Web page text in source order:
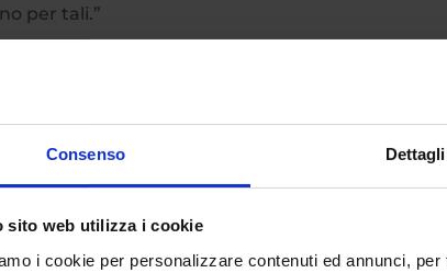
Consenso Dettagli
sito web utilizza i cookie
i cookie per personalizzare contenuti ed annunci,
per tali.”
autenticazione e-mail aiuta gli utenti e i sistemi
, le spunte blu inizieranno a
questo tipo di bollino lo possono richiedere